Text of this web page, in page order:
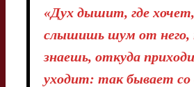
«Дух дышит, где
слышишь шум от него,
знаешь, откуда
уходит: так бывает со